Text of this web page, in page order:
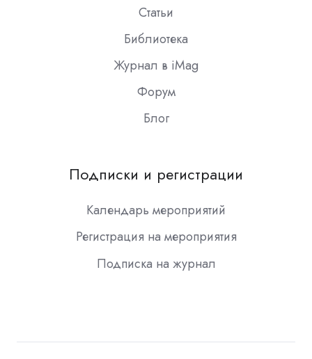
Статьи
Библиотека
Журнал в iMag
Форум
Блог
Подписки и регистрации
Календарь мероприятий
Регистрация на мероприятия
Подписка на журнал